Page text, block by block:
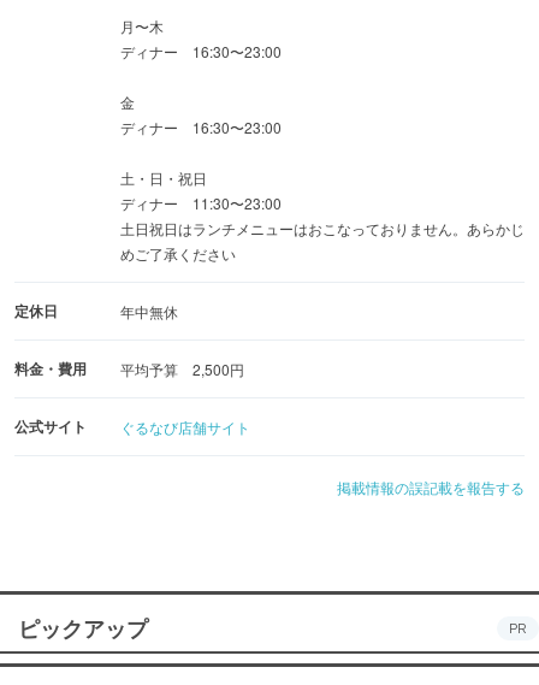
月〜木
ディナー 16:30〜23:00
金
ディナー 16:30〜23:00
土・日・祝日
ディナー 11:30〜23:00
土日祝日はランチメニューはおこなっておりません。あらかじ
めご了承ください
定休日 年中無休
料金・費用 平均予算 2,500円
公式サイト ぐるなび店舗サイト
掲載情報の誤記載を報告する
ピックアップ PR